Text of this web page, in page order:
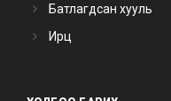
Батлагдсан хууль
Ирц